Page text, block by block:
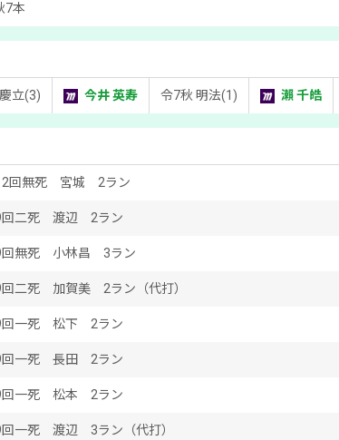
7本
立(3) 今井 英寿 令7秋 明法(1) 瀨 千皓
回無死 宮城 2ラン
回二死 渡辺 2ラン
回無死 小林昌 3ラン
二死 加賀美 2ラン（代打）
回一死 松下 2ラン
回一死 長田 2ラン
回一死 松本 2ラン
一死 渡辺 3ラン（代打）